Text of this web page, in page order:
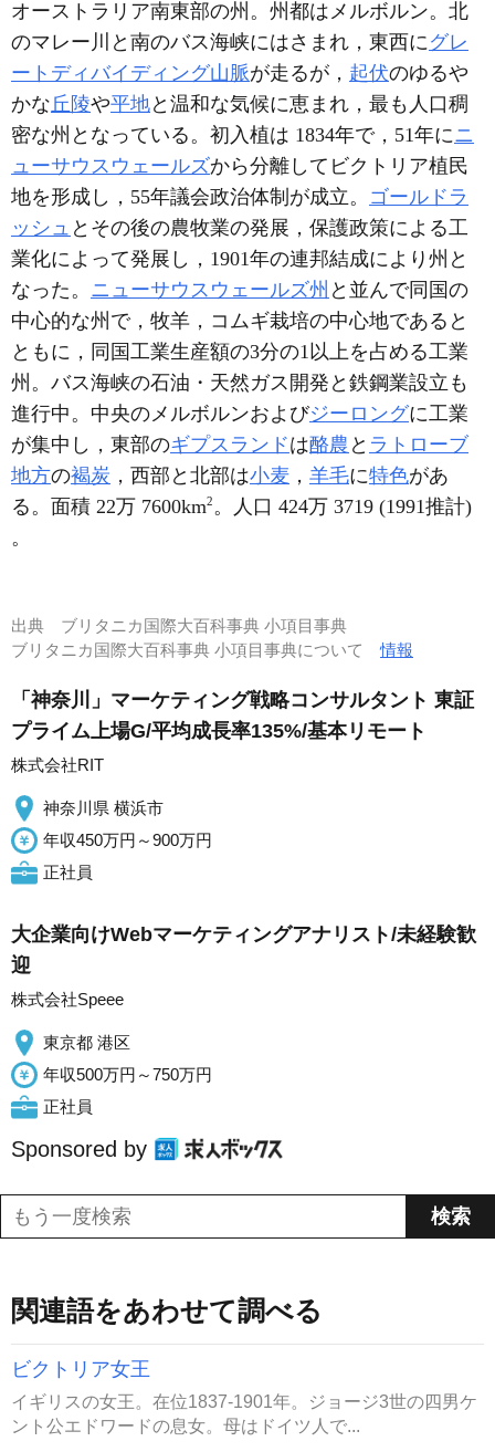
オーストラリア南東部の州。州都はメルボルン。北
のマレー川と南のバス海峡にはさまれ，東西に グレ
ートディバイディング山脈が走るが， 起伏のゆるや
かな 丘陵や平地と温和な気候に恵まれ，最も人口稠
密な州となっている。初入植は 1834年で，51年にニ
ューサウスウェールズから分離してビクトリア植民
地を形成し，55年議会政治体制が成立。 ゴールドラ
ッシュ とその後の農牧業の発展，保護政策による工
業化によって発展し，1901年の連邦結成により州と
なった。 ニューサウスウェールズ州 と並んで同国の
中心的な州で，牧羊，コムギ栽培の中心地であると
ともに，同国工業生産額の3分の1以上を占める工業
州。バス海峡の石油・天然ガス開発と鉄鋼業設立も
進行中。中央のメルボルンおよびジーロングに工業
が集中し，東部のギプスランドは酪農 と ラトローブ
地方の褐炭 ，西部と北部は小麦 ， 羊毛に特色があ
る。面積 22万 7600km2 。人口 424万 3719 (1991推計)
。
出典 ブリタニカ国際大百科事典 小項目事典
ブリタニカ国際大百科事典 小項目事典について情報
「神奈川」マーケティング戦略コンサルタント 東証
プライム上場G/平均成長率135%/基本リモート
株式会社RIT
神奈川県 横浜市
年収450万円～900万円
正社員
大企業向けWebマーケティングアナリスト/未経験歓
迎
株式会社Speee
東京都 港区
年収500万円～750万円
正社員
Sponsored by
関連語をあわせて調べる
ビクトリア女王
イギリスの女王。在位1837-1901年。ジョージ3世の四男ケ
ント公エドワードの息女。母はドイツ人で...